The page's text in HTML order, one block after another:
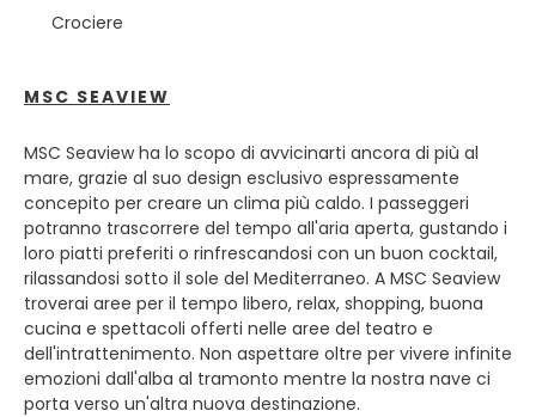
Crociere
MSC SEAVIEW
MSC Seaview ha lo scopo di avvicinarti ancora di più al
mare, grazie al suo design esclusivo espressamente
concepito per creare un clima più caldo. I passeggeri
potranno trascorrere del tempo all'aria aperta, gustando i
loro piatti preferiti o rinfrescandosi con un buon cocktail,
rilassandosi sotto il sole del Mediterraneo. A MSC Seaview
troverai aree per il tempo libero, relax, shopping, buona
cucina e spettacoli offerti nelle aree del teatro e
dell'intrattenimento. Non aspettare oltre per vivere infinite
emozioni dall'alba al tramonto mentre la nostra nave ci
porta verso un'altra nuova destinazione.
marittima del Mediterraneo.
conosciute come caruggi, i visitatori scopriranno gemme
Porta Soprana, la porta più conosciuta delle antiche mura
della città di Genova, lascia il posto a Piazza de Ferrari,
con il suo Palazzo dei Dogi e il Teatro dell'Opera. Lungo le
Strade Nuove, una splendida strada classificata come
Patrimonio dell'Umanità, si trovano i Palazzi dei Rolli, un
elenco di case aristocratiche che ricordano il passato
imperiale della città.
Genova è una città inafferrabile e riservata, ti condurrà in
ottimi bar, condividerà la sua cucina e ti darà un assaggio
di cultura, ma prima dovrai conoscerti.